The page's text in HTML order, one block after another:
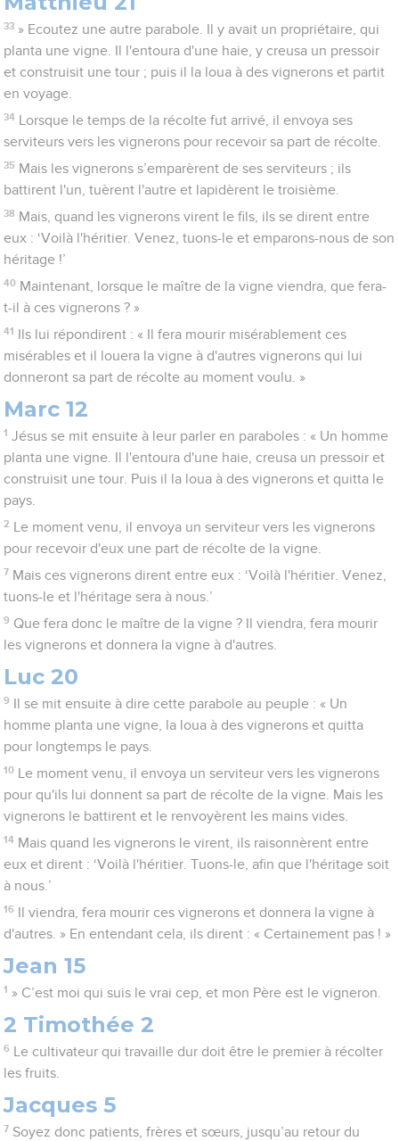
33 » Ecoutez une autre parabole. Il y avait un propriétaire, qui
planta une vigne. Il l'entoura d'une haie, y creusa un pressoir
et construisit une tour ; puis il la loua à des vignerons et partit
en voyage.
34
Lorsque le temps de la récolte fut arrivé, il envoya ses
serviteurs vers les vignerons pour recevoir sa part de récolte.
35 Mais les vignerons s’emparèrent de ses serviteurs ; ils
battirent l'un, tuèrent l'autre et lapidèrent le troisième.
38 Mais, quand les vignerons virent le fils, ils se dirent entre
eux : ‘Voilà l'héritier. Venez, tuons-le et emparons-nous de son
héritage !’
40 Maintenant, lorsque le maître de la vigne viendra, que fera-
t-il à ces vignerons ? »
41
Ils lui répondirent : « Il fera mourir misérablement ces
misérables et il louera la vigne à d'autres vignerons qui lui
donneront sa part de récolte au moment voulu. »
Marc 12
1 Jésus se mit ensuite à leur parler en paraboles : « Un homme
planta une vigne. Il l'entoura d'une haie, creusa un pressoir et
construisit une tour. Puis il la loua à des vignerons et quitta le
pays.
2
Le moment venu, il envoya un serviteur vers les vignerons
pour recevoir d'eux une part de récolte de la vigne.
7 Mais ces vignerons dirent entre eux : ‘Voilà l'héritier. Venez,
tuons-le et l'héritage sera à nous.’
9 Que fera donc le maître de la vigne ? Il viendra, fera mourir
les vignerons et donnera la vigne à d'autres.
Luc 20
9
Il se mit ensuite à dire cette parabole au peuple : « Un
homme planta une vigne, la loua à des vignerons et quitta
pour longtemps le pays.
10
Le moment venu, il envoya un serviteur vers les vignerons
pour qu'ils lui donnent sa part de récolte de la vigne. Mais les
vignerons le battirent et le renvoyèrent les mains vides.
14 Mais quand les vignerons le virent, ils raisonnèrent entre
eux et dirent : ‘Voilà l'héritier. Tuons-le, afin que l'héritage soit
à nous.’
16
Il viendra, fera mourir ces vignerons et donnera la vigne à
d'autres. » En entendant cela, ils dirent : « Certainement pas ! »
Jean 15
1 » C’est moi qui suis le vrai cep, et mon Père est le vigneron.
2 Timothée 2
6
Le cultivateur qui travaille dur doit être le premier à récolter
les fruits.
Jacques 5
7 Soyez donc patients, frères et sœurs, jusqu’au retour du